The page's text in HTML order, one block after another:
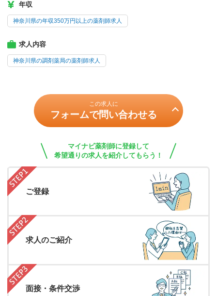
年収
神奈川県の年収350万円以上の薬剤師求人
求人内容
神奈川県の調剤薬局の薬剤師求人
この求人に
フォームで問い合わせる
マイナビ薬剤師に登録して
希望通りの求人を紹介してもらう！
ご登録
求人のご紹介
面接・条件交渉